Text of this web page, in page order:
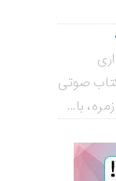
صوتی
با...